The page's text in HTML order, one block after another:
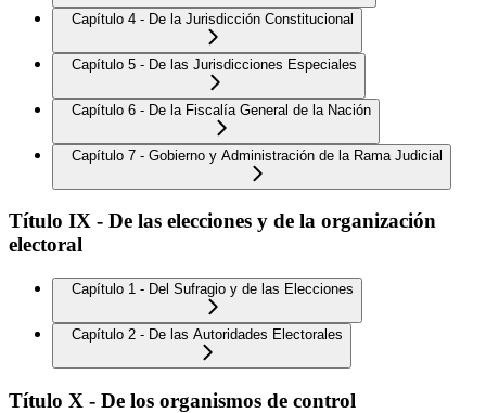
Capítulo 4 - De la Jurisdicción Constitucional
Capítulo 5 - De las Jurisdicciones Especiales
Capítulo 6 - De la Fiscalía General de la Nación
Capítulo 7 - Gobierno y Administración de la Rama Judicial
Título IX - De las elecciones y de la organización
electoral
Capítulo 1 - Del Sufragio y de las Elecciones
Capítulo 2 - De las Autoridades Electorales
Título X - De los organismos de control